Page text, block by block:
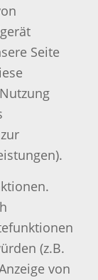
Seite
(z.B.
von